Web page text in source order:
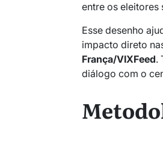
entre os
Esse desenho
impacto direto
França/VIXFeed.
diálogo com o